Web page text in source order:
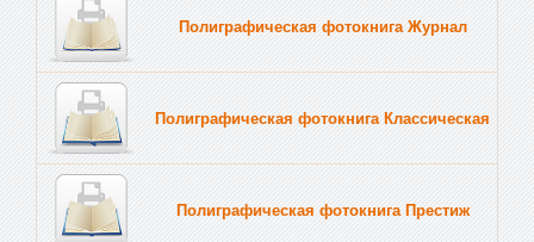
Полиграфическая фотокнига Журнал
Полиграфическая фотокнига Классическая
Полиграфическая фотокнига Престиж